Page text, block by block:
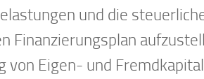
und die
Finanzierungsplan
Eigen- und